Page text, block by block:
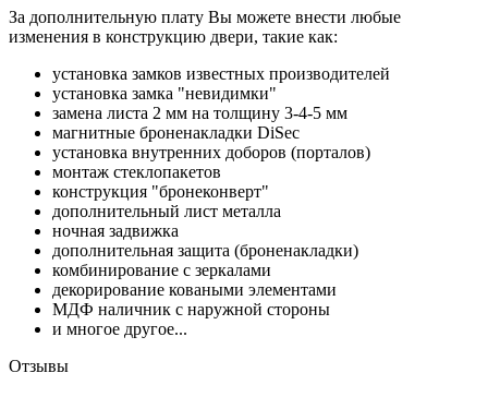
За дополнительную плату Вы можете внести любые
изменения в конструкцию двери, такие как:
установка замков известных производителей
установка замка "невидимки"
замена листа 2 мм на толщину 3-4-5 мм
магнитные броненакладки DiSec
установка внутренних доборов (порталов)
монтаж стеклопакетов
конструкция "бронеконверт"
дополнительный лист металла
ночная задвижка
дополнительная защита (броненакладки)
комбинирование с зеркалами
декорирование коваными элементами
МДФ наличник с наружной стороны
и многое другое...
Отзывы